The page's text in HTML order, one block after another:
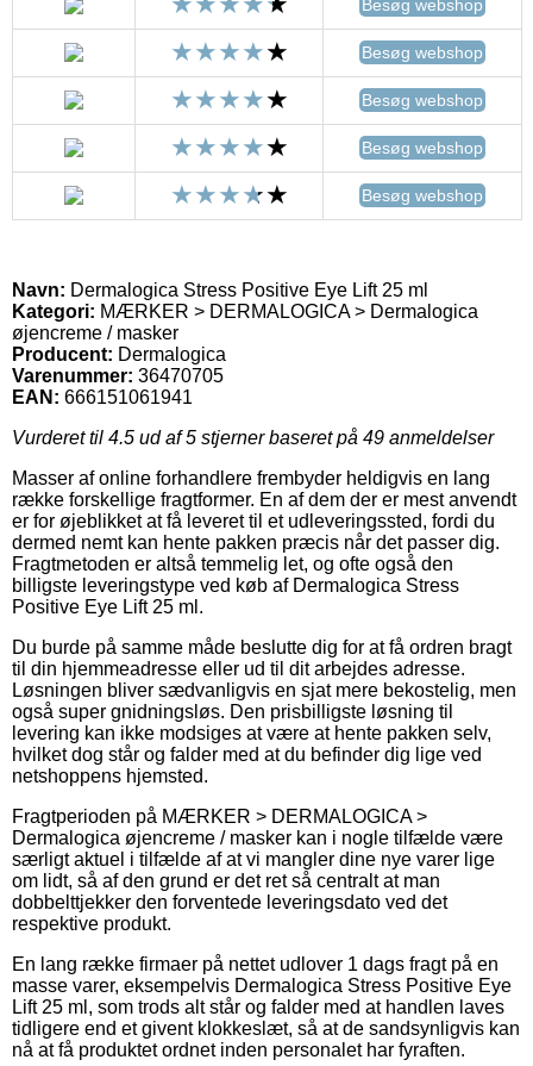
Besøg webshop
Besøg webshop
Besøg webshop
Besøg webshop
Besøg webshop
Navn: Dermalogica Stress Positive Eye Lift 25 ml
Kategori: MÆRKER > DERMALOGICA > Dermalogica
øjencreme / masker
Producent: Dermalogica
Varenummer: 36470705
EAN: 666151061941
Vurderet til 4.5 ud af 5 stjerner baseret på 49 anmeldelser
Masser af online forhandlere frembyder heldigvis en lang
række forskellige fragtformer. En af dem der er mest anvendt
er for øjeblikket at få leveret til et udleveringssted, fordi du
dermed nemt kan hente pakken præcis når det passer dig.
Fragtmetoden er altså temmelig let, og ofte også den
billigste leveringstype ved køb af Dermalogica Stress
Positive Eye Lift 25 ml.
Du burde på samme måde beslutte dig for at få ordren bragt
til din hjemmeadresse eller ud til dit arbejdes adresse.
Løsningen bliver sædvanligvis en sjat mere bekostelig, men
også super gnidningsløs. Den prisbilligste løsning til
levering kan ikke modsiges at være at hente pakken selv,
hvilket dog står og falder med at du befinder dig lige ved
netshoppens hjemsted.
Fragtperioden på MÆRKER > DERMALOGICA >
Dermalogica øjencreme / masker kan i nogle tilfælde være
særligt aktuel i tilfælde af at vi mangler dine nye varer lige
om lidt, så af den grund er det ret så centralt at man
dobbelttjekker den forventede leveringsdato ved det
respektive produkt.
En lang række firmaer på nettet udlover 1 dags fragt på en
masse varer, eksempelvis Dermalogica Stress Positive Eye
Lift 25 ml, som trods alt står og falder med at handlen laves
tidligere end et givent klokkeslæt, så at de sandsynligvis kan
nå at få produktet ordnet inden personalet har fyraften.